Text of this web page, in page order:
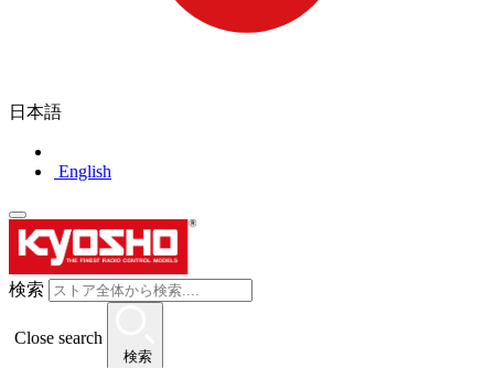
日本語
English
検索
Close search
検索